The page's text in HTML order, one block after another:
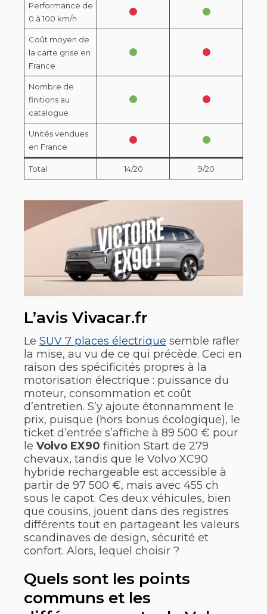
Performance de
0 à 100 km/h
Coût moyen de
la carte grise en
France
Nombre de
finitions au
catalogue
Unités vendues
en France
Total 14/20 9/20
L’avis Vivacar.fr
Le SUV 7 places électrique semble rafler
la mise, au vu de ce qui précède. Ceci en
raison des spécificités propres à la
motorisation électrique : puissance du
moteur, consommation et coût
d’entretien. S’y ajoute étonnamment le
prix, puisque (hors bonus écologique), le
ticket d’entrée s’affiche à 89 500 € pour
le Volvo EX90 finition Start de 279
chevaux, tandis que le Volvo XC90
hybride rechargeable est accessible à
partir de 97 500 €, mais avec 455 ch
sous le capot. Ces deux véhicules, bien
que cousins, jouent dans des registres
différents tout en partageant les valeurs
scandinaves de design, sécurité et
confort. Alors, lequel choisir ?
Quels sont les points
communs et les